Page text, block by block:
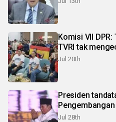
Komisi VII
TVRI tak
Jul 20th
Presiden
Jul 28th